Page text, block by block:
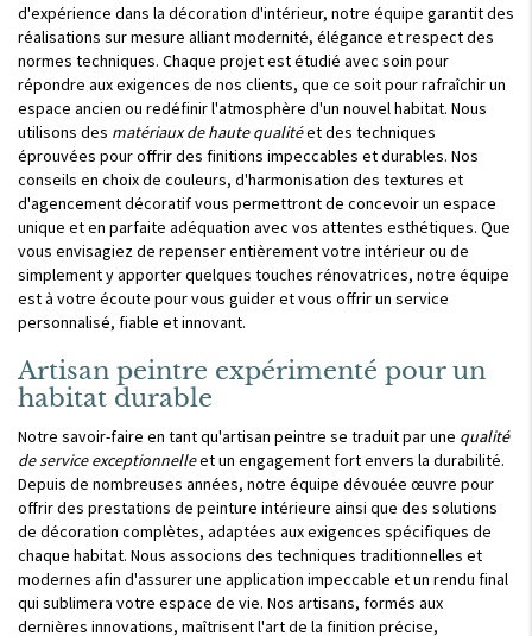
d'expérience dans la décoration d'intérieur, notre équipe garantit des
réalisations sur mesure alliant modernité, élégance et respect des
normes techniques. Chaque projet est étudié avec soin pour
répondre aux exigences de nos clients, que ce soit pour rafraîchir un
espace ancien ou redéfinir l'atmosphère d'un nouvel habitat. Nous
utilisons des matériaux de haute qualitéet des techniques
éprouvées pour offrir des finitions impeccables et durables. Nos
conseils en choix de couleurs, d'harmonisation des textures et
d'agencement décoratif vous permettront de concevoir un espace
unique et en parfaite adéquation avec vos attentes esthétiques. Que
vous envisagiez de repenser entièrement votre intérieur ou de
simplement y apporter quelques touches rénovatrices, notre équipe
est à votre écoute pour vous guider et vous offrir un service
personnalisé, fiable et innovant.
Artisan peintre expérimenté pour un
habitat durable
Notre savoir-faire en tant qu'artisan peintre se traduit par une qualité
de service exceptionnelleet un engagement fort envers la durabilité.
Depuis de nombreuses années, notre équipe dévouée œuvre pour
offrir des prestations de peinture intérieure ainsi que des solutions
de décoration complètes, adaptées aux exigences spécifiques de
chaque habitat. Nous associons des techniques traditionnelles et
modernes afin d'assurer une application impeccable et un rendu final
qui sublimera votre espace de vie. Nos artisans, formés aux
dernières innovations, maîtrisent l'art de la finition précise,